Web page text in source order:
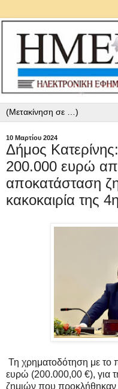
10 Μαρτίου 2024
Δήμος
200.000 ευρώ
αποκατάσταση
κακοκαιρία της
Τη χρηματοδότηση με το
ευρώ (200.000,00 €), για
ζημιών που προκλήθηκαν